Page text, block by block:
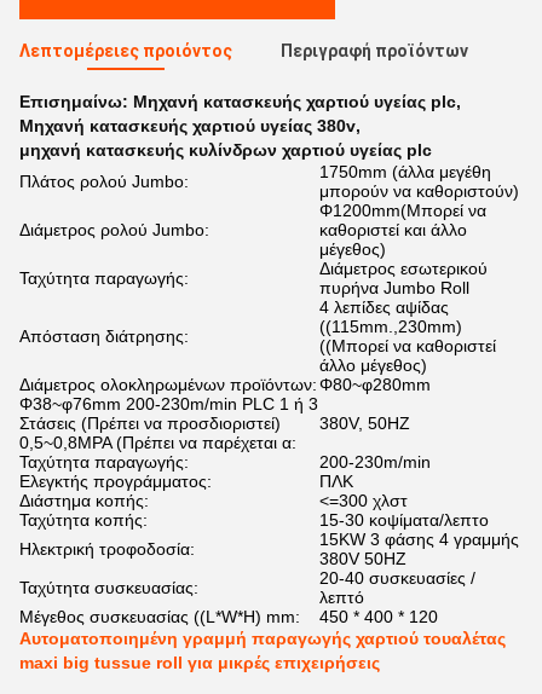
Λεπτομέρειες προιόντος Περιγραφή προϊόντων
Επισημαίνω: Μηχανή κατασκευής χαρτιού υγείας plc,
Μηχανή κατασκευής χαρτιού υγείας 380v,
μηχανή κατασκευής κυλίνδρων χαρτιού υγείας plc
Πλάτος ρολού Jumbo:
1750mm (άλλα μεγέθη
μπορούν να καθοριστούν)
Διάμετρος ρολού Jumbo:
Φ1200mm(Μπορεί να
καθοριστεί και άλλο
μέγεθος)
Ταχύτητα παραγωγής:
Διάμετρος εσωτερικού
πυρήνα Jumbo Roll
Απόσταση διάτρησης:
4 λεπίδες αψίδας
((115mm.,230mm)
((Μπορεί να καθοριστεί
άλλο μέγεθος)
Διάμετρος ολοκληρωμένων προϊόντων:Φ80~φ280mm
Φ38~φ76mm 200-230m/min PLC 1 ή 3
Στάσεις (Πρέπει να προσδιοριστεί)
0,5~0,8MPA (Πρέπει να παρέχεται α:
380V, 50HZ
Ταχύτητα παραγωγής:
200-230m/min
Ελεγκτής προγράμματος:
ΠΛΚ
Διάστημα κοπής:
<=300 χλστ
Ταχύτητα κοπής:
15-30 κοψίματα/λεπτο
Ηλεκτρική τροφοδοσία:
15KW 3 φάσης 4 γραμμής
380V 50HZ
Ταχύτητα συσκευασίας:
20-40 συσκευασίες /
λεπτό
Μέγεθος συσκευασίας ((L*W*H) mm:
450 * 400 * 120
Αυτοματοποιημένη γραμμή παραγωγής χαρτιού τουαλέτας
maxi big tussue roll για μικρές επιχειρήσεις